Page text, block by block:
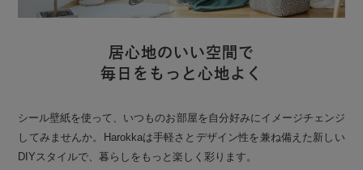
居心地のいい空間で
毎日をもっと心地よく
シール壁紙を使って、いつものお部屋を自分好みにイメージチェンジ
してみませんか。Harokkaは手軽さとデザイン性を兼ね備えた新しい
DIYスタイルで、暮らしをもっと楽しく彩ります。